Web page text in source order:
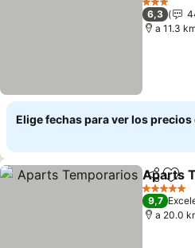
3 Estrellas
6,3
a 11.3
Elige fechas para ver los precios
Aparts
5 Estrellas
9,7
a 20.0